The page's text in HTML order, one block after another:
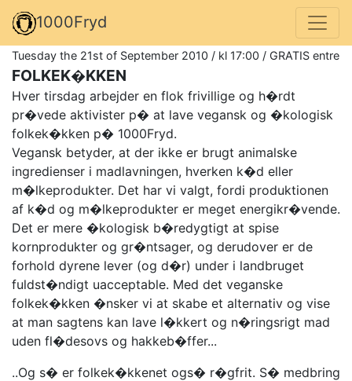
1000Fryd
Tuesday the 21st of September 2010 / kl 17:00 / GRATIS entre
FOLKEK�KKEN
Hver tirsdag arbejder en flok frivillige og h�rdt
pr�vede aktivister p� at lave vegansk og �kologisk
folkek�kken p� 1000Fryd.
Vegansk betyder, at der ikke er brugt animalske
ingredienser i madlavningen, hverken k�d eller
m�lkeprodukter. Det har vi valgt, fordi produktionen
af k�d og m�lkeprodukter er meget energikr�vende.
Det er mere �kologisk b�redygtigt at spise
kornprodukter og gr�ntsager, og derudover er de
forhold dyrene lever (og d�r) under i landbruget
fuldst�ndigt uacceptable. Med det veganske
folkek�kken �nsker vi at skabe et alternativ og vise
at man sagtens kan lave l�kkert og n�ringsrigt mad
uden fl�desovs og hakkeb�ffer...
..Og s� er folkek�kkenet ogs� r�gfrit. S� medbring